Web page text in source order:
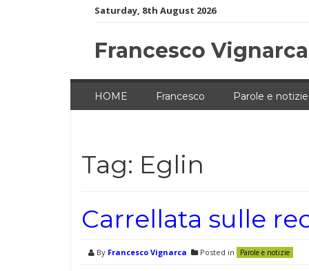
Saturday, 8th August 2026
Francesco
HOME Francesco Parole e notizie
Tag: Eglin
Carrellata sulle
By Francesco Vignarca Posted in Parole e notizie